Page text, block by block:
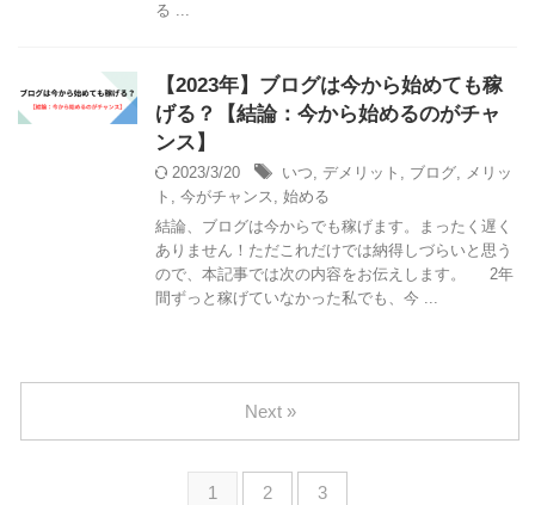
る ...
【2023年】ブログは今から始めても稼
げる？【結論：今から始めるのがチャ
ンス】
2023/3/20 いつ, デメリット , ブログ, メリッ
ト , 今がチャンス , 始める
結論、ブログは今からでも稼げます。まったく遅く
ありません！ただこれだけでは納得しづらいと思う
ので、本記事では次の内容をお伝えします。 2年
間ずっと稼げていなかった私でも、今 ...
1 2 3
Next »